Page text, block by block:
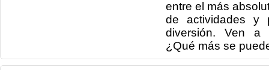
entre el más
de actividades y
diversión. Ven a
¿Qué más se